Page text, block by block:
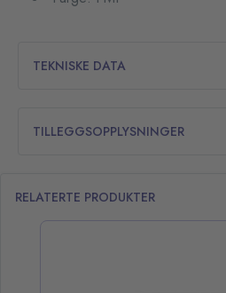
TEKNISKE DATA
TILLEGGSOPPLYSNINGER
RELATERTE PRODUKTER